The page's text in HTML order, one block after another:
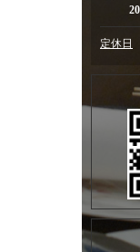
定休日